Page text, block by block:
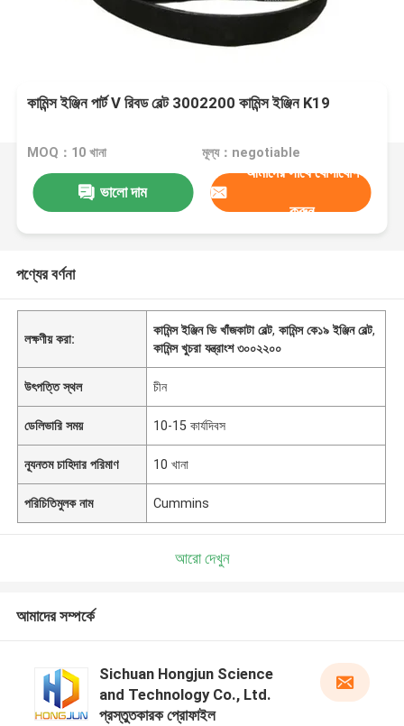
কামিন্স ইঞ্জিন পার্ট V রিবড বেল্ট 3002200 কামিন্স ইঞ্জিন K19
MOQ：10 খানা মূল্য：negotiable
ভালো দাম
আমাদের সাথে যোগাযোগ
করুন
পণ্যের বর্ণনা
লক্ষণীয় করা:
কামিন্স ইঞ্জিন ভি খাঁজকাটা বেল্ট,কামিন্স কে১৯ ইঞ্জিন বেল্ট,
কামিন্স খুচরা যন্ত্রাংশ ৩০০২২০০
উৎপত্তি স্থল চীন
ডেলিভারি সময় 10-15 কার্যদিবস
ন্যূনতম চাহিদার পরিমাণ 10 খানা
পরিচিতিমুলক নাম Cummins
আরো দেখুন
আমাদের সম্পর্কে
Sichuan Hongjun Science
and Technology Co., Ltd.
প্রস্তুতকারক প্রোফাইল